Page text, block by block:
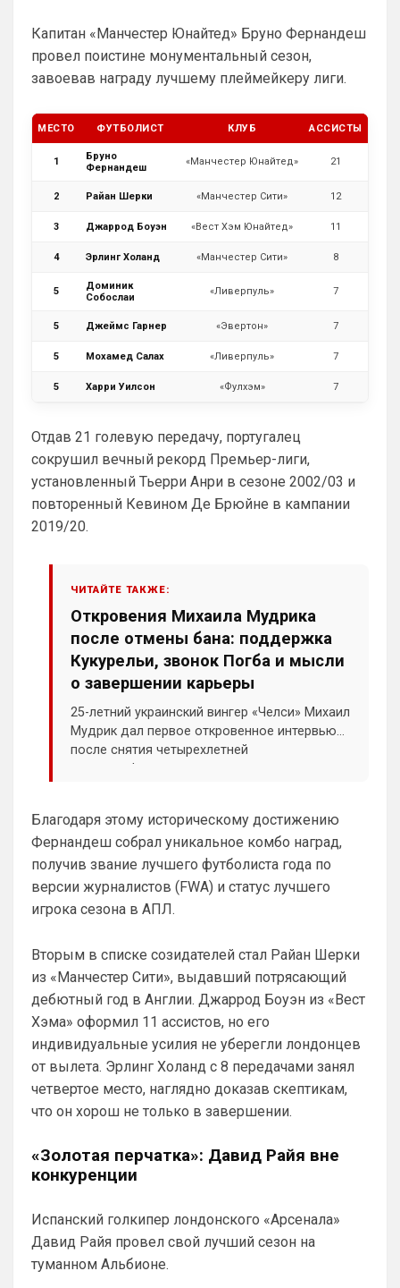
Капитан «Манчестер Юнайтед» Бруно Фернандеш
провел поистине монументальный сезон,
завоевав награду лучшему плеймейкеру лиги.
МЕСТО ФУТБОЛИСТ КЛУБ АССИСТЫ
1
Бруно
Фернандеш
«Манчестер Юнайтед» 21
2 Райан Шерки «Манчестер Сити» 12
3 Джаррод Боуэн «Вест Хэм Юнайтед» 11
4 Эрлинг Холанд «Манчестер Сити» 8
5
Доминик
Собослаи
«Ливерпуль» 7
5 Джеймс Гарнер «Эвертон» 7
5 Мохамед Салах «Ливерпуль» 7
5 Харри Уилсон «Фулхэм» 7
Отдав 21 голевую передачу, португалец
сокрушил вечный рекорд Премьер-лиги,
установленный Тьерри Анри в сезоне 2002/03 и
повторенный Кевином Де Брюйне в кампании
2019/20.
ЧИТАЙТЕ ТАКЖЕ:
Откровения Михаила Мудрика
после отмены бана: поддержка
Кукурельи, звонок Погба и мысли
о завершении карьеры
25-летний украинский вингер «Челси» Михаил
Мудрик дал первое откровенное интервью
после снятия четырехлетней
дисквалификации за нарушение
эмоциональный кризис и сталкивался с
предательством со стороны близких людей.
Благодаря этому историческому достижению
Фернандеш собрал уникальное комбо наград,
получив звание лучшего футболиста года по
версии журналистов (FWA) и статус лучшего
игрока сезона в АПЛ.
Вторым в списке созидателей стал Райан Шерки
из «Манчестер Сити», выдавший потрясающий
дебютный год в Англии. Джаррод Боуэн из «Вест
Хэма» оформил 11 ассистов, но его
индивидуальные усилия не уберегли лондонцев
от вылета. Эрлинг Холанд с 8 передачами занял
четвертое место, наглядно доказав скептикам,
что он хорош не только в завершении.
«Золотая перчатка»: Давид Райя вне
конкуренции
Испанский голкипер лондонского «Арсенала»
Давид Райя провел свой лучший сезон на
туманном Альбионе.
SkaVik • 17:10
еже с ними.)
Мудрик и Гиттенс норм)
«Норм» от слова «нихрена подобного» ))
AndRey• 19:26
Ответ для Аристократ
SkyNet• 00:09
Ответ для Аристократ
Один минус, уже не юниор…
Как раз таки это и плюс! )
SkyNet• 00:13
Слава Богу, что хоть этого дебила Гео
тут нет. А то раз в полгода ёбнет какую-
Аристократ• 00:47
Ответ для SkyNet
Слава Богу, что хоть этого дебила Гео тут
нет. А то раз в полгода ёбнет какую-нибудь
хуйню. Хотя все его перлы уже как п
момента для «удара»
SkyNet • 00:50
Ответ для Аристократ
Думаешь нет ?)А я думаю он наблюдает,
выжидает, и ждет подходящего момента
для «удара»
Может для удава? ))
Ааа, Кибер это ты , я только щас догнал
Britball• 01:48
блин узнаю наш старый добрый чат на
Челси)))